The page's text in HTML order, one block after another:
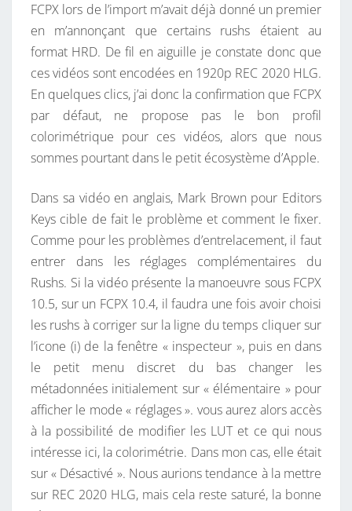
A
T
U
R
É
E
D
E
’
I
P
H
O
N
E
S
R
F
C
P
X
.
FCPX lors de l’import m’avait déjà donné un premier
en m’annonçant que certains rushs étaient au
format HRD. De fil en aiguille je constate donc que
ces vidéos sont encodées en 1920p REC 2020 HLG.
En quelques clics, j’ai donc la confirmation que FCPX
par défaut, ne propose pas le bon profil
colorimétrique pour ces vidéos, alors que nous
sommes pourtant dans le petit écosystème d’Apple.
Dans sa vidéo en anglais, Mark Brown pour Editors
Keys cible de fait le problème et comment le fixer.
Comme pour les problèmes d’entrelacement, il faut
entrer dans les réglages complémentaires du
Rushs. Si la vidéo présente la manoeuvre sous FCPX
10.5, sur un FCPX 10.4, il faudra une fois avoir choisi
les rushs à corriger sur la ligne du temps cliquer sur
l’icone (i) de la fenêtre « inspecteur », puis en dans
le petit menu discret du bas changer les
métadonnées initialement sur « élémentaire » pour
afficher le mode « réglages ». vous aurez alors accès
à la possibilité de modifier les LUT et ce qui nous
intéresse ici, la colorimétrie. Dans mon cas, elle était
sur « Désactivé ». Nous aurions tendance à la mettre
sur REC 2020 HLG, mais cela reste saturé, la bonne